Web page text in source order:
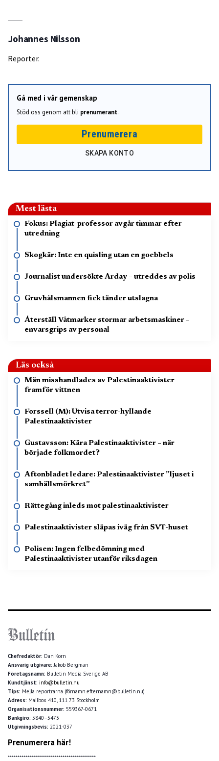
Johannes Nilsson
Reporter.
Gå med i vår gemenskap
Stöd oss genom att bli prenumerant.
Prenumerera
SKAPA KONTO
Mest lästa
Fokus: Plagiat-professor avgår timmar efter
utredning
Skogkär: Inte en quisling utan en goebbels
Journalist undersökte Arday – utreddes av polis
Gruvhålsmannen fick tänder utslagna
Återställ Våtmarker stormar arbetsmaskiner –
envarsgrips av personal
Läs också
Män misshandlades av Palestinaaktivister
framför vittnen
Forssell (M): Utvisa terror-hyllande
Palestinaaktivister
Gustavsson: Kära Palestinaaktivister – när
började folkmordet?
Aftonbladet ledare: Palestinaaktivister ”ljuset i
samhällsmörkret”
Rättegång inleds mot palestinaaktivister
Palestinaaktivister släpas iväg från SVT-huset
Polisen: Ingen felbedömning med
Palestinaaktivister utanför riksdagen
Chefredaktör: Dan Korn
Ansvarig utgivare:Jakob Bergman
Företagsnamn: Bulletin Media Sverige AB
Kundtjänst: info@bulletin.nu
Tips: Mejla reportrarna (förnamn.efternamn@bulletin.nu)
Adress: Mailbox 410, 111 73 Stockholm
Organisationsnummer: 559367-0671
Bankgiro: 5840–5473
Utgivningsbevis: 2021-037
Prenumerera här!
*********************************************